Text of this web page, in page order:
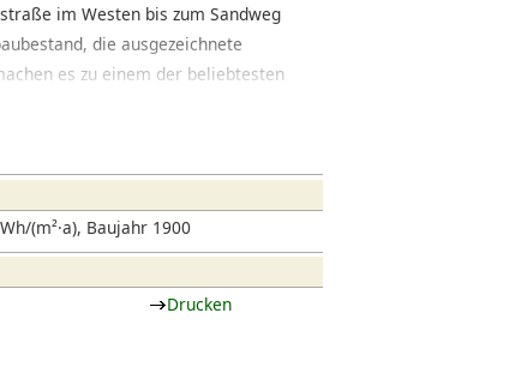
im Westen bis zum Sandweg
die ausgezeichnete
es zu einem der beliebtesten
(m²·a), Baujahr 1900
Drucken